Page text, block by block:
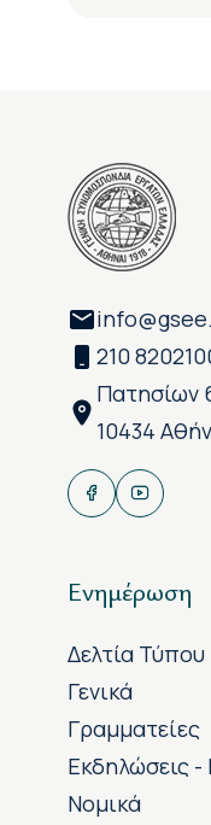
210
Πατησίων
10434
Ενημέρωση
Δελτία Τύπου
Γενικά
Γραμματείες
Εκδηλώσεις -
Νομικά